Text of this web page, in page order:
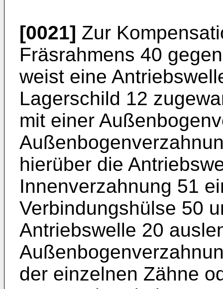
[0021] Zur
Fräsrahmens 40
weist eine
Lagerschild 12
mit einer
hierüber die
Innenverzahnung 51
Verbindungshülse 50
Antriebswelle 20
der einzelnen Zähne